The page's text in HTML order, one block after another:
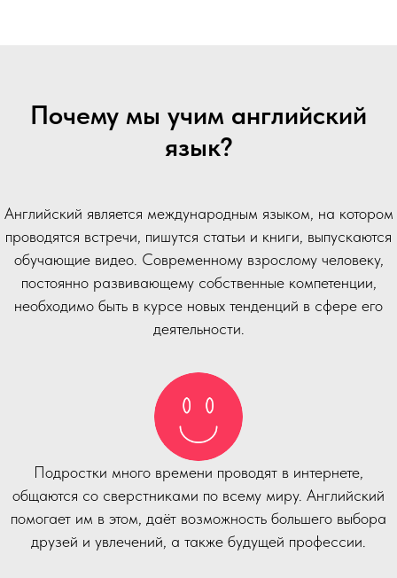
Почему мы учим английский
язык?
Английский является международным языком, на котором
проводятся встречи, пишутся статьи и книги, выпускаются
обучающие видео. Современному взрослому человеку,
постоянно развивающему собственные компетенции,
необходимо быть в курсе новых тенденций в сфере его
деятельности.
Подростки много времени проводят в интернете,
общаются со сверстниками по всему миру. Английский
помогает им в этом, даёт возможность большего выбора
друзей и увлечений, а также будущей профессии.